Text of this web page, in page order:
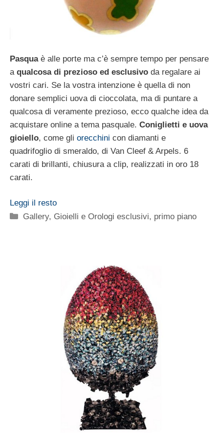
Pasquaè alle porte ma c’è sempre tempo per pensare
a qualcosa di prezioso ed esclusivo da regalare ai
vostri cari. Se la vostra intenzione è quella di non
donare semplici uova di cioccolata, ma di puntare a
qualcosa di veramente prezioso, ecco qualche idea da
acquistare online a tema pasquale. Coniglietti e uova
gioiello, come gli orecchini con diamanti e
quadrifoglio di smeraldo, di Van Cleef & Arpels. 6
carati di brillanti, chiusura a clip, realizzati in oro 18
carati.
Leggi il resto
Categorie
Gallery, Gioielli e Orologi esclusivi, primo piano